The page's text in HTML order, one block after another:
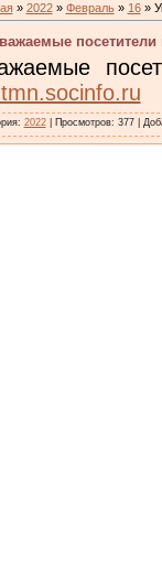
» 2022 » Февраль » 16»
посетители
: 2022| Просмотров: 377|